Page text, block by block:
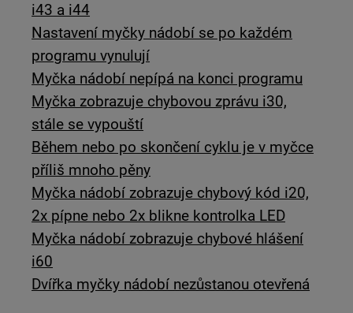
i43 a i44
Nastavení myčky nádobí se po každém
programu vynulují
Myčka nádobí nepípá na konci programu
Myčka zobrazuje chybovou zprávu i30,
stále se vypouští
Během nebo po skončení cyklu je v myčce
příliš mnoho pěny
Myčka nádobí zobrazuje chybový kód i20,
2x pípne nebo 2x blikne kontrolka LED
Myčka nádobí zobrazuje chybové hlášení
i60
Dvířka myčky nádobí nezůstanou otevřená